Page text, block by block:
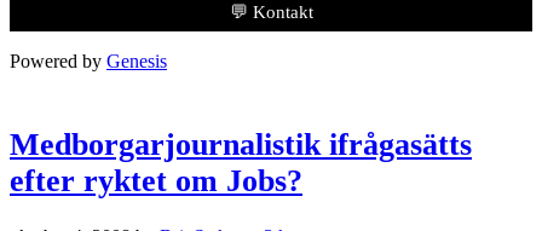
💬 Kontakt
Powered by Genesis
Medborgarjournalistik ifrågasätts
efter ryktet om Jobs?